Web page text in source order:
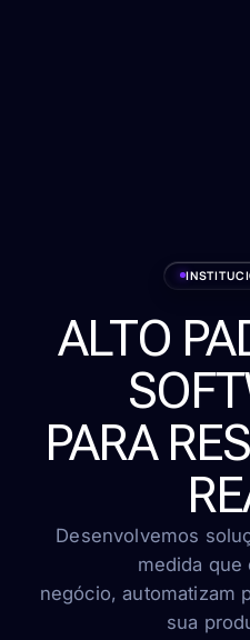
Serviços
Sobre
Clientes
Contato
ALTO
PARA
Desenvolvemos
medida que
negócio, automatizam
sua